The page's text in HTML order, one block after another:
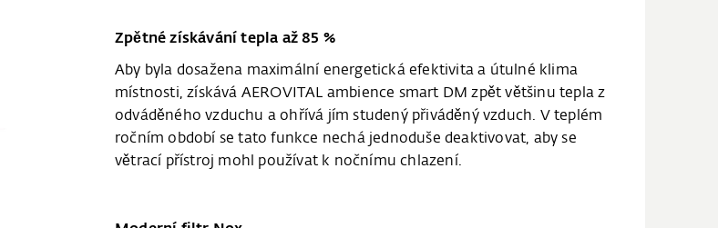
Zpětné získávání tepla až 85 %
Aby byla dosažena maximální energetická efektivita a útulné klima
místnosti, získává AEROVITAL ambience smart DM zpět většinu tepla z
odváděného vzduchu a ohřívá jím studený přiváděný vzduch. V teplém
ročním období se tato funkce nechá jednoduše deaktivovat, aby se
větrací přístroj mohl používat k nočnímu chlazení.